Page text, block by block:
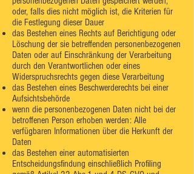
oder, falls dies nicht möglich ist, die Kriterien für
die Festlegung dieser Dauer
das Bestehen eines Rechts auf Berichtigung oder
Löschung der sie betreffenden personenbezogenen
Daten oder auf Einschränkung der Verarbeitung
durch den Verantwortlichen oder eines
Widerspruchsrechts gegen diese Verarbeitung
das Bestehen eines Beschwerderechts bei einer
Aufsichtsbehörde
wenn die personenbezogenen Daten nicht bei der
betroffenen Person erhoben werden: Alle
verfügbaren Informationen über die Herkunft der
Daten
das Bestehen einer automatisierten
Entscheidungsfindung einschließlich Profiling